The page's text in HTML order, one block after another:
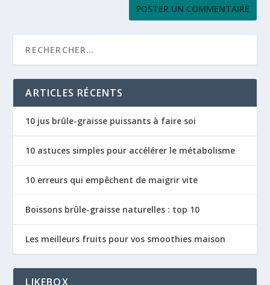
ARTICLES RÉCENTS
10 jus brûle-graisse puissants à faire soi
10 astuces simples pour accélérer le métabolisme
10 erreurs qui empêchent de maigrir vite
Boissons brûle-graisse naturelles : top 10
Les meilleurs fruits pour vos smoothies maison
LIKEBOX